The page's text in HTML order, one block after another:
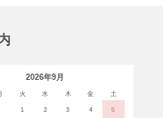
2026年9月
火 水 木 金 土
1 2 3 4 5